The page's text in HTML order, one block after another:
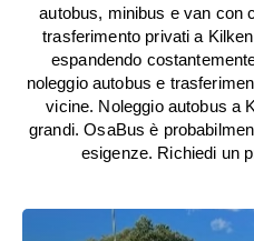
autobus, minibus e van con
trasferimento privati a
espandendo
noleggio autobus e
vicine. Noleggio autobus a
grandi. OsaBus è
esigenze. Richiedi un